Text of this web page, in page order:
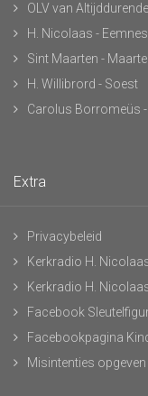
OLV van
H. Nicolaas - Eemnes
Sint Maarten -
H. Willibrord - Soest
Carolus Borromeüs
Extra
Privacybeleid
Kerkradio H.
Kerkradio H.
Facebook
Facebookpagina
Misintenties opgeven